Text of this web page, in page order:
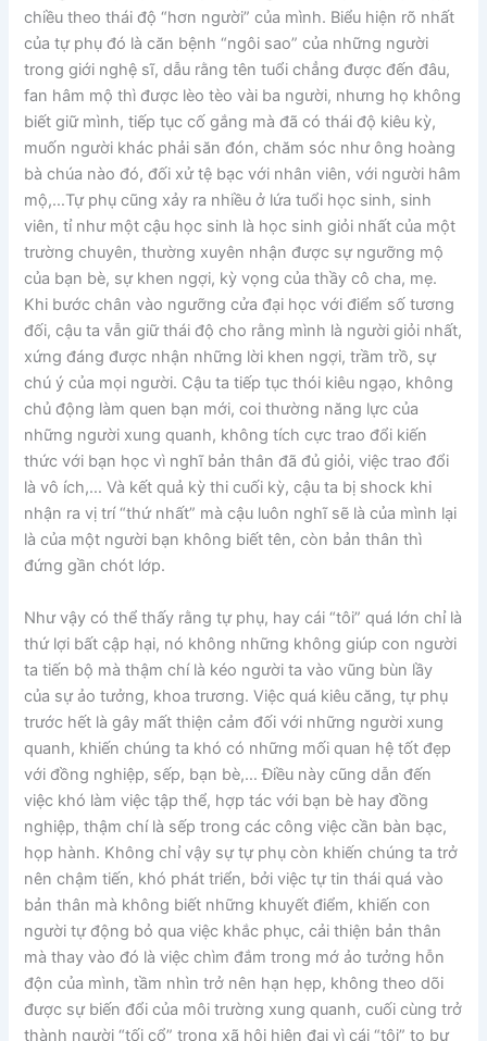
chiều theo thái độ “hơn người” của mình. Biểu hiện rõ nhất
của tự phụ đó là căn bệnh “ngôi sao” của những người
trong giới nghệ sĩ, dẫu rằng tên tuổi chẳng được đến đâu,
fan hâm mộ thì được lèo tèo vài ba người, nhưng họ không
biết giữ mình, tiếp tục cố gắng mà đã có thái độ kiêu kỳ,
muốn người khác phải săn đón, chăm sóc như ông hoàng
bà chúa nào đó, đối xử tệ bạc với nhân viên, với người hâm
mộ,…Tự phụ cũng xảy ra nhiều ở lứa tuổi học sinh, sinh
viên, tỉ như một cậu học sinh là học sinh giỏi nhất của một
trường chuyên, thường xuyên nhận được sự ngưỡng mộ
của bạn bè, sự khen ngợi, kỳ vọng của thầy cô cha, mẹ.
Khi bước chân vào ngưỡng cửa đại học với điểm số tương
đối, cậu ta vẫn giữ thái độ cho rằng mình là người giỏi nhất,
xứng đáng được nhận những lời khen ngợi, trầm trồ, sự
chú ý của mọi người. Cậu ta tiếp tục thói kiêu ngạo, không
chủ động làm quen bạn mới, coi thường năng lực của
những người xung quanh, không tích cực trao đổi kiến
thức với bạn học vì nghĩ bản thân đã đủ giỏi, việc trao đổi
là vô ích,… Và kết quả kỳ thi cuối kỳ, cậu ta bị shock khi
nhận ra vị trí “thứ nhất” mà cậu luôn nghĩ sẽ là của mình lại
là của một người bạn không biết tên, còn bản thân thì
đứng gần chót lớp.
Như vậy có thể thấy rằng tự phụ, hay cái “tôi” quá lớn chỉ là
thứ lợi bất cập hại, nó không những không giúp con người
ta tiến bộ mà thậm chí là kéo người ta vào vũng bùn lầy
của sự ảo tưởng, khoa trương. Việc quá kiêu căng, tự phụ
trước hết là gây mất thiện cảm đối với những người xung
quanh, khiến chúng ta khó có những mối quan hệ tốt đẹp
với đồng nghiệp, sếp, bạn bè,… Điều này cũng dẫn đến
việc khó làm việc tập thể, hợp tác với bạn bè hay đồng
nghiệp, thậm chí là sếp trong các công việc cần bàn bạc,
họp hành. Không chỉ vậy sự tự phụ còn khiến chúng ta trở
nên chậm tiến, khó phát triển, bởi việc tự tin thái quá vào
bản thân mà không biết những khuyết điểm, khiến con
người tự động bỏ qua việc khắc phục, cải thiện bản thân
mà thay vào đó là việc chìm đắm trong mớ ảo tưởng hỗn
độn của mình, tầm nhìn trở nên hạn hẹp, không theo dõi
được sự biến đổi của môi trường xung quanh, cuối cùng trở
thành người “tối cổ” trong xã hội hiện đại vì cái “tôi” to bự